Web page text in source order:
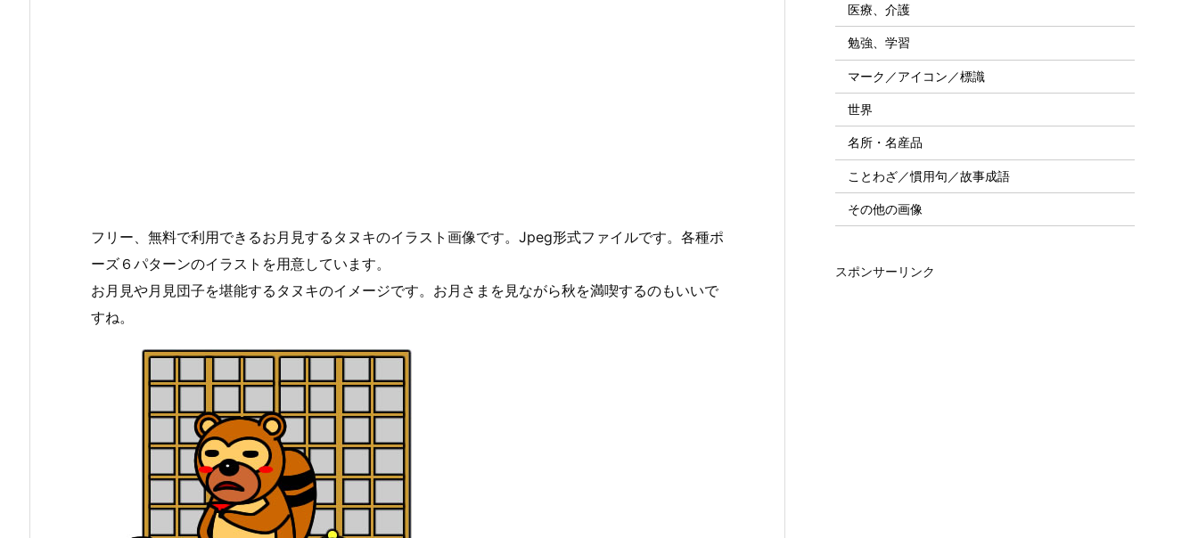
フリー、無料で利用できるお月見するタヌキのイラスト画像です。Jpeg形式ファイルです。各種ポ
ーズ６パターンのイラストを用意しています。
お月見や月見団子を堪能するタヌキのイメージです。お月さまを見ながら秋を満喫するのもいいで
すね。
医療、介護
勉強、学習
マーク／アイコン／標識
世界
名所・名産品
ことわざ／慣用句／故事成語
その他の画像
スポンサーリンク